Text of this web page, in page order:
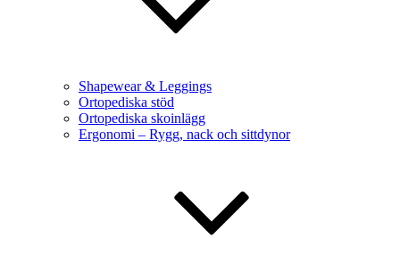
Shapewear & Leggings
Ortopediska stöd
Ortopediska skoinlägg
Ergonomi – Rygg, nack och sittdynor